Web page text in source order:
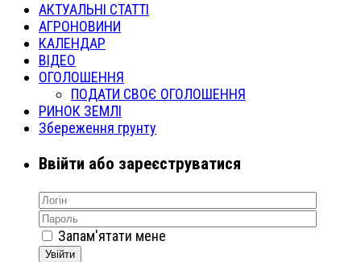
АКТУАЛЬНІ СТАТТІ
АГРОНОВИНИ
КАЛЕНДАР
ВІДЕО
ОГОЛОШЕННЯ
ПОДАТИ СВОЄ ОГОЛОШЕННЯ
РИНОК ЗЕМЛІ
Збереження грунту
Ввійти або зареєструватися
Запам'ятати мене
Увійти